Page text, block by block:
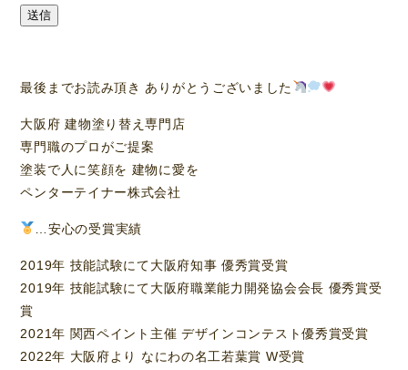
送信
最後までお読み頂き ありがとうございました
大阪府 建物塗り替え専門店
専門職のプロがご提案
塗装で人に笑顔を 建物に愛を
ペンターテイナー株式会社
…安心の受賞実績
2019年 技能試験にて大阪府知事 優秀賞受賞
2019年 技能試験にて大阪府職業能力開発協会会長 優秀賞受
賞
2021年 関西ペイント主催 デザインコンテスト優秀賞受賞
2022年 大阪府より なにわの名工若葉賞 W受賞